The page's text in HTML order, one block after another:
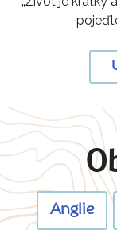
Anglie